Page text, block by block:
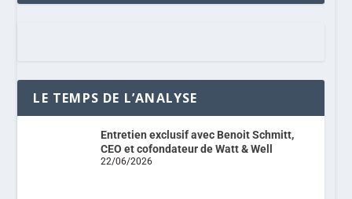
LE TEMPS DE L’ANALYSE
Entretien exclusif avec Benoit Schmitt,
CEO et cofondateur de Watt & Well
22/06/2026